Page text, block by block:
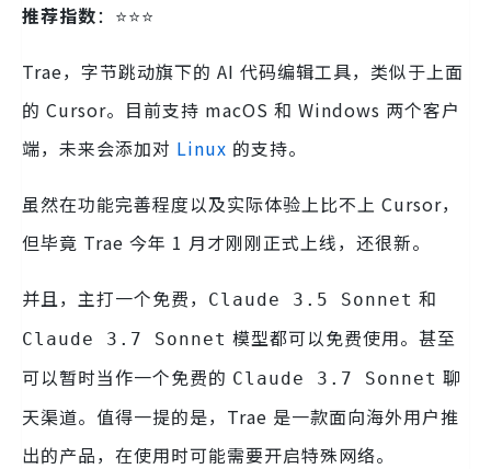
推荐指数：⭐️⭐️⭐️
Trae，字节跳动旗下的 AI 代码编辑工具，类似于上面
的 Cursor。目前支持 macOS 和 Windows 两个客户
端，未来会添加对 Linux 的支持。
虽然在功能完善程度以及实际体验上比不上 Cursor，
但毕竟 Trae 今年 1 月才刚刚正式上线，还很新。
并且，主打一个免费， Claude 3.5 Sonnet 和
Claude 3.7 Sonnet 模型都可以免费使用。甚至
可以暂时当作一个免费的 Claude 3.7 Sonnet 聊
天渠道。值得一提的是，Trae 是一款面向海外用户推
出的产品，在使用时可能需要开启特殊网络。